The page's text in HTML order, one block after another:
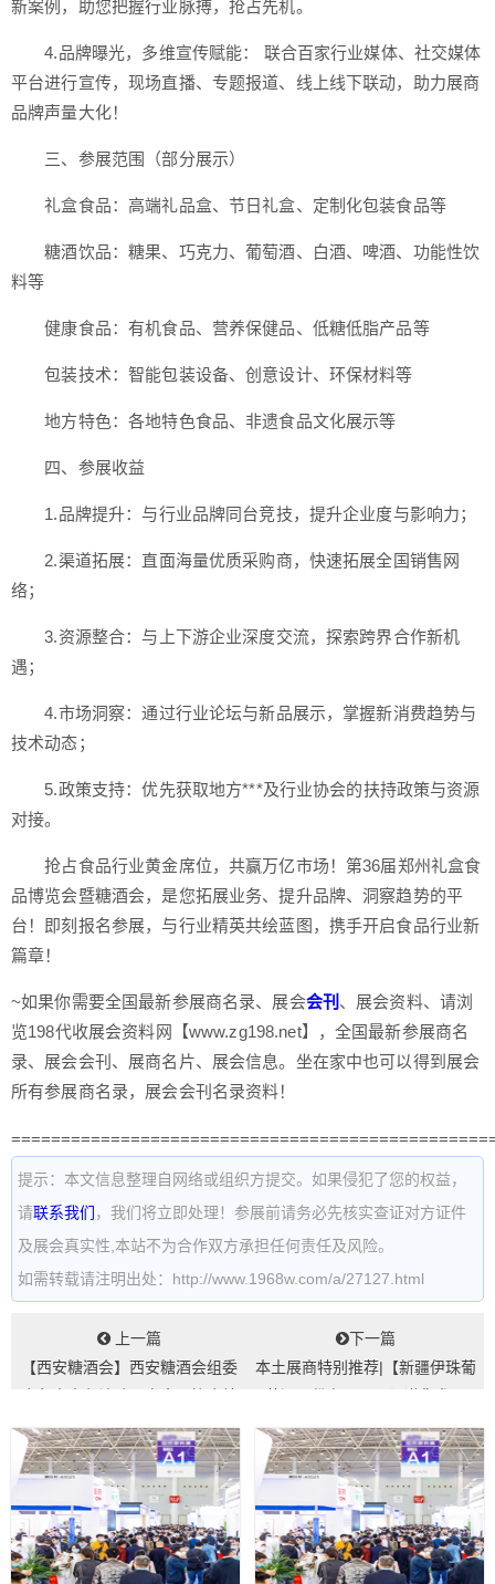
新案例，助您把握行业脉搏，抢占先机。
4.品牌曝光，多维宣传赋能： 联合百家行业媒体、社交媒体
平台进行宣传，现场直播、专题报道、线上线下联动，助力展商
品牌声量大化！
三、参展范围（部分展示）
礼盒食品：高端礼品盒、节日礼盒、定制化包装食品等
糖酒饮品：糖果、巧克力、葡萄酒、白酒、啤酒、功能性饮
料等
健康食品：有机食品、营养保健品、低糖低脂产品等
包装技术：智能包装设备、创意设计、环保材料等
地方特色：各地特色食品、非遗食品文化展示等
四、参展收益
1.品牌提升：与行业品牌同台竞技，提升企业度与影响力；
2.渠道拓展：直面海量优质采购商，快速拓展全国销售网
络；
3.资源整合：与上下游企业深度交流，探索跨界合作新机
遇；
4.市场洞察：通过行业论坛与新品展示，掌握新消费趋势与
技术动态；
5.政策支持：优先获取地方***及行业协会的扶持政策与资源
对接。
抢占食品行业黄金席位，共赢万亿市场！第36届郑州礼盒食
品博览会暨糖酒会，是您拓展业务、提升品牌、洞察趋势的平
台！即刻报名参展，与行业精英共绘蓝图，携手开启食品行业新
篇章！
~如果你需要全国最新参展商名录、展会会刊 、展会资料、请浏
览198代收展会资料网【www.zg198.net】，全国最新参展商名
录、展会会刊、展商名片、展会信息。坐在家中也可以得到展会
所有参展商名录，展会会刊名录资料！
提示：本文信息整理自网络或组织方提交。如果侵犯了您的权益，
请联系我们 ，我们将立即处理！参展前请务必先核实查证对方证件
及展会真实性,本站不为合作双方承担任何责任及风险。
如需转载请注明出处：http://www.1968w.com/a/27127.html
上一篇
【西安糖酒会】西安糖酒会组委
豆委员会...
下一篇
本土展商特别推荐|【新疆伊珠葡
2025第十...